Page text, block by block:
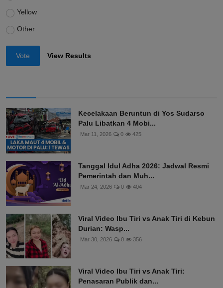
Yellow
Other
Vote View Results
Kecelakaan Beruntun di Yos Sudarso
Palu Libatkan 4 Mobi...
Mar 11, 2026 0 425
Tanggal Idul Adha 2026: Jadwal Resmi
Pemerintah dan Muh...
Mar 24, 2026 0 404
Viral Video Ibu Tiri vs Anak Tiri di Kebun
Durian: Wasp...
Mar 30, 2026 0 356
Viral Video Ibu Tiri vs Anak Tiri:
Penasaran Publik dan...